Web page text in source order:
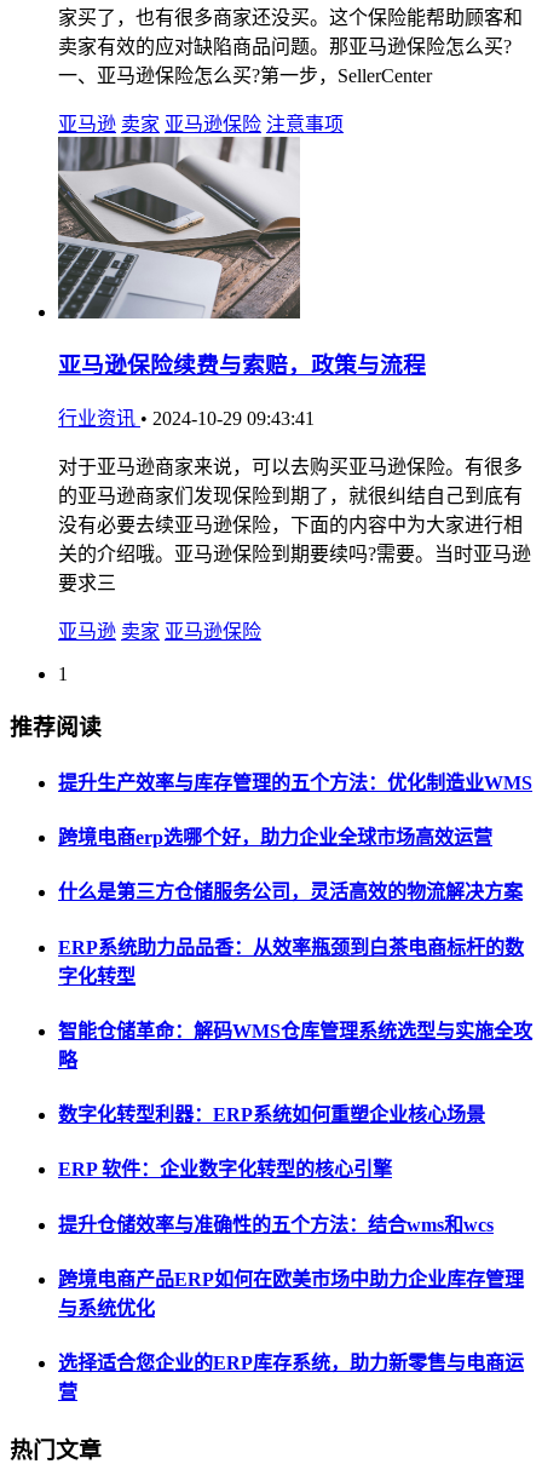
家买了，也有很多商家还没买。这个保险能帮助顾客和
卖家有效的应对缺陷商品问题。那亚马逊保险怎么买?
一、亚马逊保险怎么买?第一步，SellerCenter
亚马逊 卖家 亚马逊保险 注意事项
亚马逊保险续费与索赔，政策与流程
行业资讯 • 2024-10-29 09:43:41
对于亚马逊商家来说，可以去购买亚马逊保险。有很多
的亚马逊商家们发现保险到期了，就很纠结自己到底有
没有必要去续亚马逊保险，下面的内容中为大家进行相
关的介绍哦。亚马逊保险到期要续吗?需要。当时亚马逊
要求三
亚马逊 卖家 亚马逊保险
1
推荐阅读
提升生产效率与库存管理的五个方法：优化制造业WMS
跨境电商erp选哪个好，助力企业全球市场高效运营
什么是第三方仓储服务公司，灵活高效的物流解决方案
ERP系统助力品品香：从效率瓶颈到白茶电商标杆的数
字化转型
智能仓储革命：解码WMS仓库管理系统选型与实施全攻
略
数字化转型利器：ERP系统如何重塑企业核心场景
ERP 软件：企业数字化转型的核心引擎
提升仓储效率与准确性的五个方法：结合wms和wcs
跨境电商产品ERP如何在欧美市场中助力企业库存管理
与系统优化
选择适合您企业的ERP库存系统，助力新零售与电商运
营
热门文章